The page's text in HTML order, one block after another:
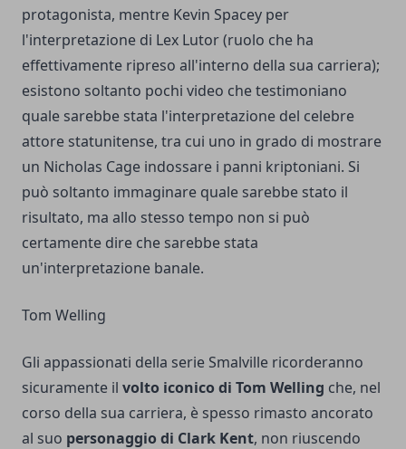
protagonista, mentre Kevin Spacey per
l'interpretazione di Lex Lutor (ruolo che ha
effettivamente ripreso all'interno della sua carriera);
esistono soltanto pochi video che testimoniano
quale sarebbe stata l'interpretazione del celebre
attore statunitense, tra cui uno in grado di mostrare
un Nicholas Cage indossare i panni kriptoniani. Si
può soltanto immaginare quale sarebbe stato il
risultato, ma allo stesso tempo non si può
certamente dire che sarebbe stata
un'interpretazione banale.
Tom Welling
Gli appassionati della serie Smalville ricorderanno
sicuramente il volto iconico di Tom Welling che, nel
corso della sua carriera, è spesso rimasto ancorato
al suo personaggio di Clark Kent, non riuscendo